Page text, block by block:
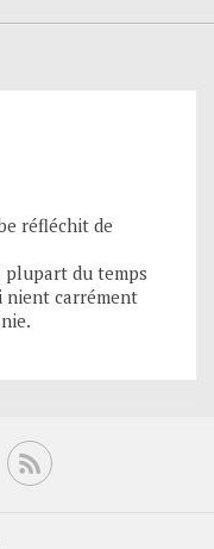
réfléchit de
plupart du temps
nient carrément